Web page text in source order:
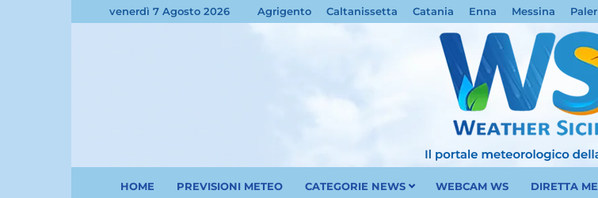
venerdì 7 Agosto 2026 Agrigento Caltanissetta Catania Enna Messina
HOME PREVISIONI METEO CATEGORIE NEWS WEBCAM WS DIRETTA